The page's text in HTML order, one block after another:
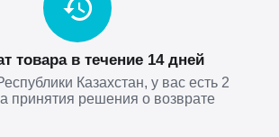
товара в течение 14 дней
Казахстан, у вас есть 2
принятия решения о возврате